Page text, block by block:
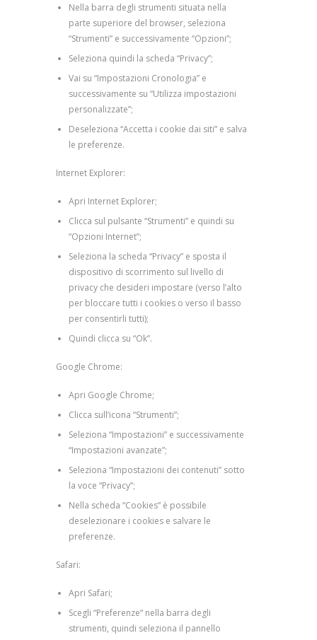
Nella barra degli strumenti situata nella
parte superiore del browser, seleziona
“Strumenti” e successivamente “Opzioni”;
Seleziona quindi la scheda “Privacy”;
Vai su “Impostazioni Cronologia” e
successivamente su “Utilizza impostazioni
personalizzate”;
Deseleziona “Accetta i cookie dai siti” e salva
le preferenze.
Internet Explorer:
Apri Internet Explorer;
Clicca sul pulsante “Strumenti” e quindi su
“Opzioni Internet”;
Seleziona la scheda “Privacy” e sposta il
dispositivo di scorrimento sul livello di
privacy che desideri impostare (verso l’alto
per bloccare tutti i cookies o verso il basso
per consentirli tutti);
Quindi clicca su “Ok”.
Google Chrome:
Apri Google Chrome;
Clicca sull’icona “Strumenti”;
Seleziona “Impostazioni” e successivamente
“Impostazioni avanzate”;
Seleziona “Impostazioni dei contenuti” sotto
la voce “Privacy”;
Nella scheda “Cookies” è possibile
deselezionare i cookies e salvare le
preferenze.
Safari:
Apri Safari;
Scegli “Preferenze” nella barra degli
strumenti, quindi seleziona il pannello